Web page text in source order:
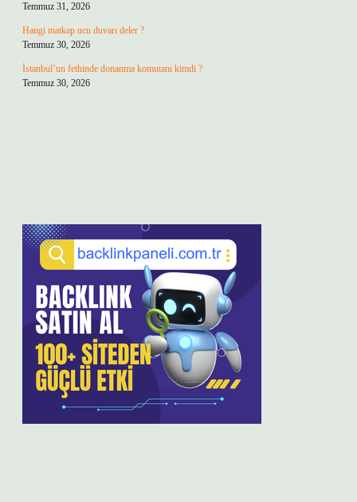
Temmuz 31, 2026
Hangi matkap ucu duvarı deler ?
Temmuz 30, 2026
İstanbul’un fethinde donanma komutanı kimdi ?
Temmuz 30, 2026